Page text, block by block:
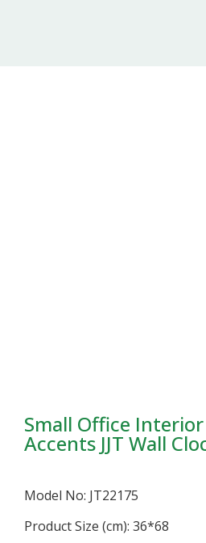
Small Office
Accents JJT Wall
Model No: JT22175
Product Size (cm): 36*68